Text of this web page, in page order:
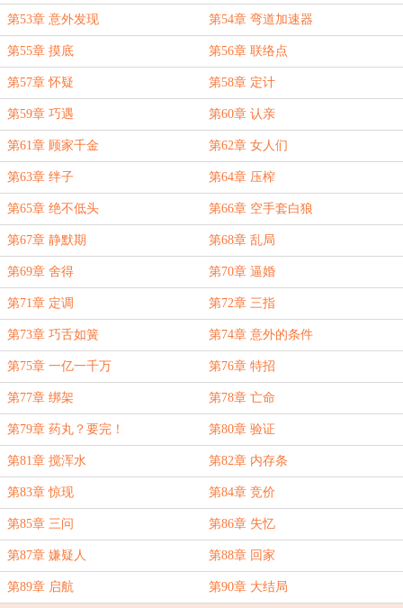
第53章 意外发现 第54章 弯道加速器
第55章 摸底 第56章 联络点
第57章 怀疑 第58章 定计
第59章 巧遇 第60章 认亲
第61章 顾家千金 第62章 女人们
第63章 绊子 第64章 压榨
第65章 绝不低头 第66章 空手套白狼
第67章 静默期 第68章 乱局
第69章 舍得 第70章 逼婚
第71章 定调 第72章 三指
第73章 巧舌如簧 第74章 意外的条件
第75章 一亿一千万 第76章 特招
第77章 绑架 第78章 亡命
第79章 药丸？要完！ 第80章 验证
第81章 搅浑水 第82章 内存条
第83章 惊现 第84章 竞价
第85章 三问 第86章 失忆
第87章 嫌疑人 第88章 回家
第89章 启航 第90章 大结局